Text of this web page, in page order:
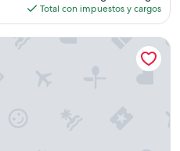
actual
es
de
Total con impuestos y cargos
by IHG